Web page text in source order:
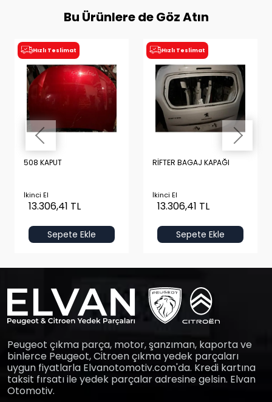
Bu Ürünlere de Göz Atın
Hızlı Teslimat
508 KAPUT
İkinci El
13.306,41 TL
Sepete Ekle
Hızlı Teslimat
RİFTER BAGAJ KAPAĞI
İkinci El
13.306,41 TL
Sepete Ekle
Peugeot çıkma parça, motor, şanzıman, kaporta ve
binlerce Peugeot, Citroen çıkma yedek parçaları
uygun fiyatlarla Elvanotomotiv.com'da. Kredi kartına
taksit fırsatı ile yedek parçalar adresine gelsin. Elvan
Otomotiv.